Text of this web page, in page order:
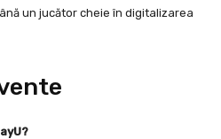
un jucător cheie în digitalizarea